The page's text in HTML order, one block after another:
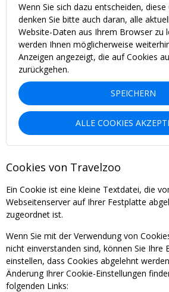
Wenn Sie sich dazu entscheiden,
denken Sie bitte auch daran, alle
Website-Daten aus Ihrem Browser zu
werden Ihnen möglicherweise
Anzeigen angezeigt, die auf Cookies
zurückgehen.
SPEICHERN
ALLE COOKIES
Cookies von Travelzoo
Ein Cookie ist eine kleine Textdatei, die
Webseitenserver auf Ihrer Festplatte
zugeordnet ist.
Wenn Sie mit der Verwendung von
nicht einverstanden sind, können Sie Ihre
einstellen, dass Cookies abgelehnt
Änderung Ihrer Cookie-Einstellungen
folgenden Links: